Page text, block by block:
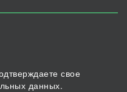
свое
данных.